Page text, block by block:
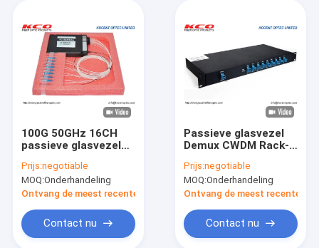
Producten
Video's
Over ons
Neem contact met ons op
Nieuws
100G 50GHz 16CH
passieve glasvezel
SC UPC connector
Prijs:negotiable
MOQ:Onderhandeling
Ontvang de meest recente Prijs
Contact nu
Passieve glasvezel
Demux CWDM Rack-
Glasvezel 8 kanaal
laag PDL
Prijs:negotiable
MOQ:Onderhandeling
Ontvang de meest recente
Contact nu